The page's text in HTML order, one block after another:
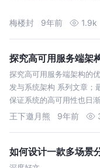
梅楼封 9年前 1.9k
探究高可用服务端架
探究高可用服务端架构的
发与系统架构 系列文章；
保证系统的高可用性也日
看的一些文章归集整理，
王下邀月熊 9年前
如何设计一款多场景